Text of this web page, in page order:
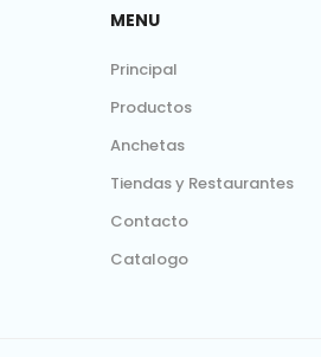
MENU
Principal
Productos
Anchetas
Tiendas y Restaurantes
Contacto
Catalogo